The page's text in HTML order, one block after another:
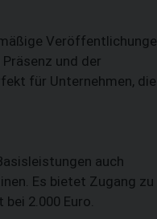
und der
für Unternehmen, die
auch
Es bietet Zugang zu
2.000 Euro.